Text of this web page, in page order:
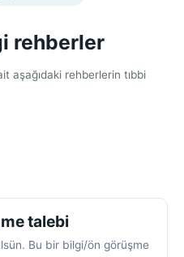
rehberler
aşağıdaki rehberlerin tıbbi
talebi
Bu bir bilgi/ön görüşme